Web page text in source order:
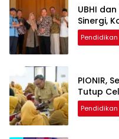
UBHI
Sinergi,
Pendidikan
PIONIR,
Tutup
Pendidikan